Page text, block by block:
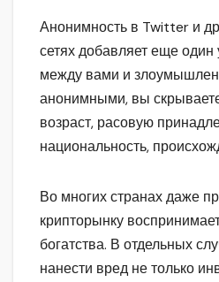
Анонимность в Twitter и
сетях добавляет еще
между вами и
анонимными, вы
возраст, расовую
национальность,
Во многих странах даже
крипторынку
богатства. В отдельных
нанести вред не только